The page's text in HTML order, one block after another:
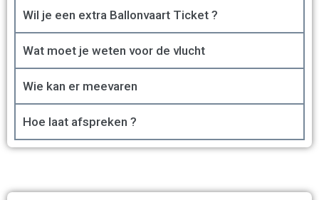
Wil je een extra Ballonvaart Ticket ?
Wat moet je weten voor de vlucht
Wie kan er meevaren
Hoe laat afspreken ?